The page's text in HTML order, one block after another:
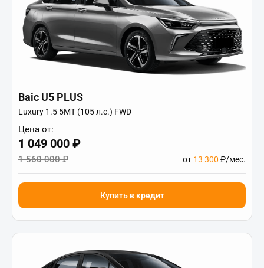
Baic U5 PLUS
Luxury 1.5 5MT (105 л.с.) FWD
Цена от:
1 049 000 ₽
1 560 000 ₽ от 13 300 ₽/мес.
Купить в кредит